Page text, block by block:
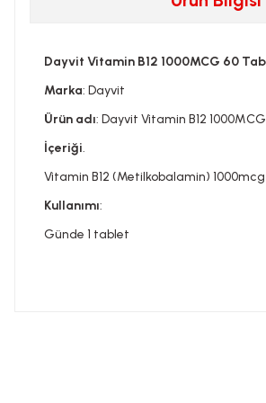
Dayvit Vitamin B12 1000MCG 60
Marka: Dayvit
Ürün adı: Dayvit Vitamin B12
İçeriği.
Vitamin B12 (Metilkobalamin) 1000mcg
Kullanımı:
Günde 1 tablet